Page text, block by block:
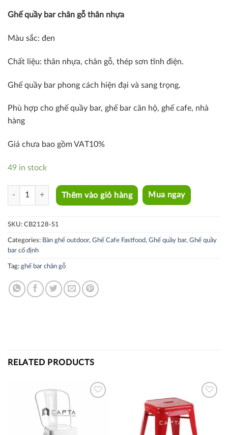
Ghế quầy bar chân gỗ thân nhựa
Màu sắc: đen
Chất liệu: thân nhựa, chân gỗ, thép sơn tĩnh điện.
Ghế quầy bar phong cách hiện đại và sang trọng.
Phù hợp cho ghế quầy bar, ghế bar căn hộ, ghế cafe, nhà
hàng
Giá chưa bao gồm VAT10%
49 in stock
CB2128-S1 quantity
Thêm vào giỏ hàng Mua ngay
SKU: CB2128-S1
Categories: Bàn ghế outdoor, Ghế Cafe Fastfood, Ghế quầy bar, Ghế quầy
bar cố định
Tag: ghế bar chân gỗ
RELATED PRODUCTS